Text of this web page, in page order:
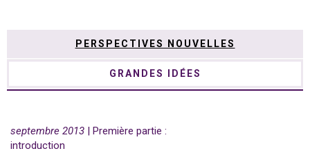
PERSPECTIVES NOUVELLES
GRANDES IDÉES
septembre 2013 | Première partie :
introduction